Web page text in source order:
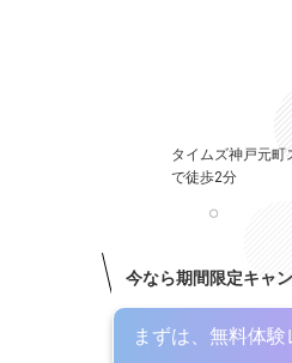
タイムズ神戸元町
で徒歩2分
今なら期間限定キャ
まずは、無料体験